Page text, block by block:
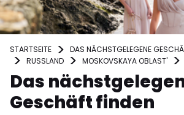
STARTSEITE
DAS NÄCHSTGELEGENE
RUSSLAND
MOSKOVSKAYA OBLAST'
Das
Geschäft finden